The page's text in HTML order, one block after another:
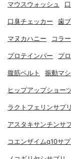
マウスウォッシュ
口臭チェッカー 歯
マヌカハニー コラ
プロテインバー プ
腹筋ベルト 振動マ
ヒップアップショー
ラクトフェリンサプリ
アスタキサンチンサ
コエンザイムq10サプ